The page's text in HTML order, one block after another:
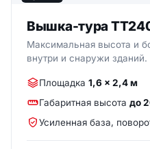
Вышка-тура
Максимальная высота и
внутри и снаружи зданий.
Площадка 1,6 × 2,4 м
Габаритная высота до
Усиленная база,